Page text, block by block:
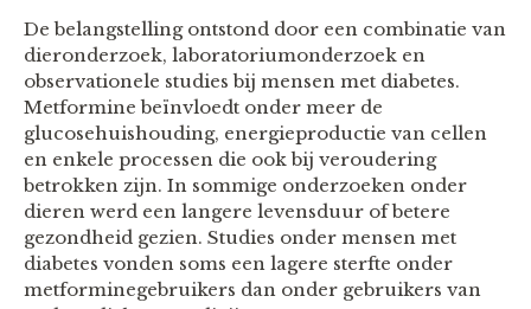
De belangstelling ontstond door een combinatie van
dieronderzoek, laboratoriumonderzoek en
observationele studies bij mensen met diabetes.
Metformine beïnvloedt onder meer de
glucosehuishouding, energieproductie van cellen
en enkele processen die ook bij veroudering
betrokken zijn. In sommige onderzoeken onder
dieren werd een langere levensduur of betere
gezondheid gezien. Studies onder mensen met
diabetes vonden soms een lagere sterfte onder
metforminegebruikers dan onder gebruikers van